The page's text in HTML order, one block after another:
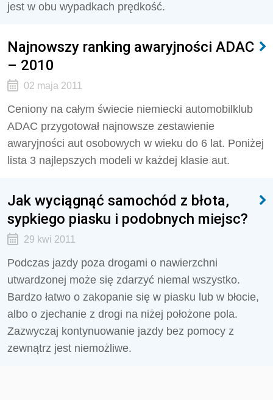
jest w obu wypadkach prędkość.
Najnowszy ranking awaryjności ADAC
– 2010
02 maja 2011
Ceniony na całym świecie niemiecki automobilklub
ADAC przygotował najnowsze zestawienie
awaryjności aut osobowych w wieku do 6 lat. Poniżej
lista 3 najlepszych modeli w każdej klasie aut.
Jak wyciągnąć samochód z błota,
sypkiego piasku i podobnych miejsc?
29 kwi 2011
Podczas jazdy poza drogami o nawierzchni
utwardzonej może się zdarzyć niemal wszystko.
Bardzo łatwo o zakopanie się w piasku lub w błocie,
albo o zjechanie z drogi na niżej położone pola.
Zazwyczaj kontynuowanie jazdy bez pomocy z
zewnątrz jest niemożliwe.